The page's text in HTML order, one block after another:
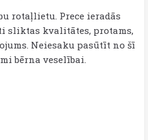
rotaļlietu. Prece ieradās
sliktas kvalitātes, protams,
Neiesaku pasūtīt no šī
bērna veselībai.